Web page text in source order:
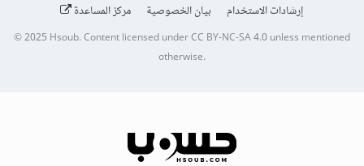
إرشادات الاستخدام
بيان الخصوصية مركز المساعدة
© 2025Hsoub.Content licensed underCC BY-NC-SA 4.0unless mentioned
otherwise.